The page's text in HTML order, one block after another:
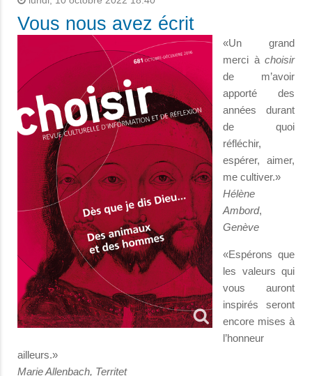
Vous nous avez écrit
«Un grand
merci à choisir
de m’avoir
apporté des
années durant
de quoi
réfléchir,
espérer, aimer,
me cultiver.»
Hélène
Ambord,
Genève
«Espérons que
les valeurs qui
vous auront
inspirés seront
encore mises à
l’honneur
ailleurs.»
Marie Allenbach, Territet